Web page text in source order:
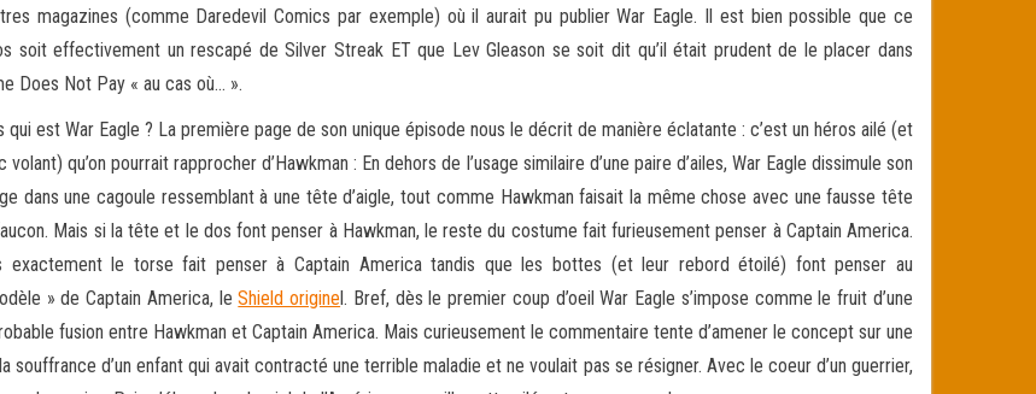
magazines (comme Daredevil Comics par exemple) où il aurait pu publier War Eagle. Il est bien possible que ce
soit effectivement un rescapé de Silver Streak ET que Lev Gleason se soit dit qu’il était prudent de le placer dans
Does Not Pay « au cas où… ».
qui est War Eagle ? La première page de son unique épisode nous le décrit de manière éclatante : c’est un héros ailé (et
volant) qu’on pourrait rapprocher d’Hawkman : En dehors de l’usage similaire d’une paire d’ailes, War Eagle dissimule son
dans une cagoule ressemblant à une tête d’aigle, tout comme Hawkman faisait la même chose avec une fausse tête
Mais si la tête et le dos font penser à Hawkman, le reste du costume fait furieusement penser à Captain America.
exactement le torse fait penser à Captain America tandis que les bottes (et leur rebord étoilé) font penser au
» de Captain America, leShield origine l. Bref, dès le premier coup d’oeil War Eagle s’impose comme le fruit d’une
fusion entre Hawkman et Captain America. Mais curieusement le commentaire tente d’amener le concept sur une
d’un enfant qui avait contracté une terrible maladie et ne voulait pas se résigner. Avec le coeur d’un guerrier,